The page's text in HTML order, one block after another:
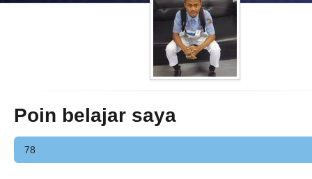
Poin belajar saya
78